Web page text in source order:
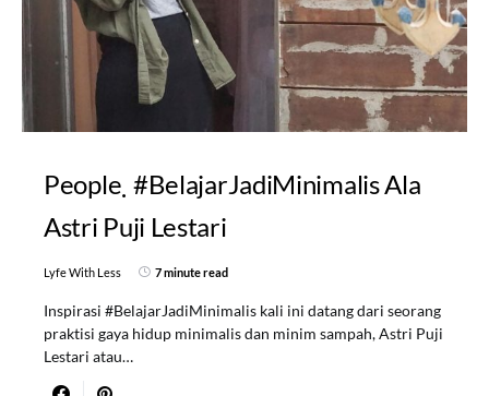
People #BelajarJadiMinimalis Ala
Astri Puji Lestari
Lyfe With Less 7 minute read
Inspirasi #BelajarJadiMinimalis kali ini datang dari seorang
praktisi gaya hidup minimalis dan minim sampah, Astri Puji
Lestari atau…